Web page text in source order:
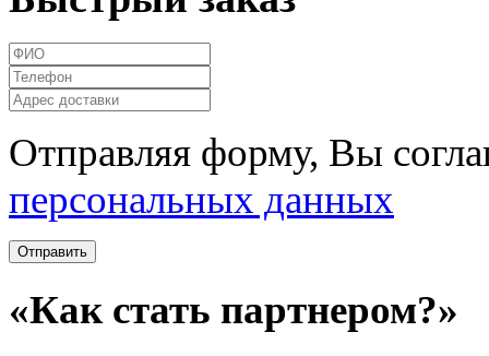
Отправляя форму, Вы
персональных данных
«Как стать партнером?»